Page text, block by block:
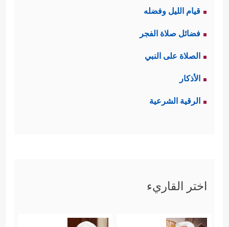
قيام الليل وفضله
فضائل صلاة الفجر
الصلاة على النبي
الأذكار
الرقية الشرعية
اختر القاريء